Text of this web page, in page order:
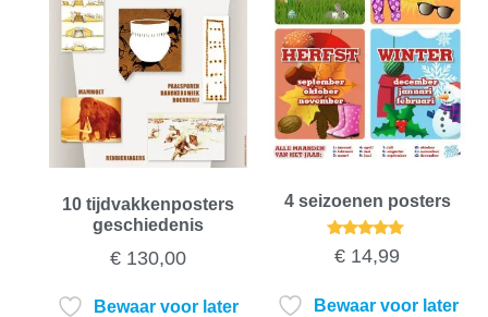
10 tijdvakkenposters
geschiedenis
€130,00
Bewaar voor later
4 seizoenen posters
Gewaardeerd
5.00
€ 14,99
Bewaar voor later